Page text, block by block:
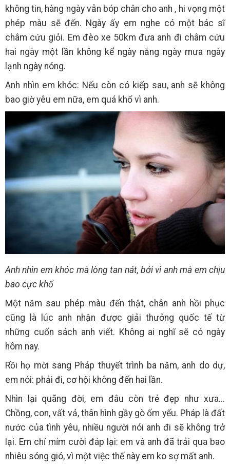
không tin, hàng ngày vẫn bóp chân cho anh , hi vọng một
phép màu sẽ đến. Ngày ấy em nghe có một bác sĩ
châm cứu giỏi. Em đèo xe 50km đưa anh đi châm cứu
hai ngày một lần không kể ngày nắng ngày mưa ngày
lạnh ngày nóng.
Anh nhìn em khóc: Nếu còn có kiếp sau, anh sẽ không
bao giờ yêu em nữa, em quá khổ vì anh.
Anh nhìn em khóc mà lòng tan nát, bởi vì anh mà em chịu
bao cực khổ
Một năm sau phép màu đến thật, chân anh hồi phục
cũng là lúc anh nhận được giải thưởng quốc tế từ
những cuốn sách anh viết. Không ai nghĩ sẽ có ngày
hôm nay.
Rồi họ mời sang Pháp thuyết trình ba năm, anh do dự,
em nói: phải đi, cơ hội không đến hai lần.
Nhìn lại quãng đời, em đâu còn trẻ đẹp như xưa...
Chồng, con, vất vả, thân hình gầy gò ốm yếu. Pháp là đất
nước của tình yêu, nhiều người nói anh đi sẽ không trở
lại. Em chỉ mỉm cười đáp lại: em và anh đã trải qua bao
nhiêu sóng gió, vì một việc thế này em ko sợ mất anh.